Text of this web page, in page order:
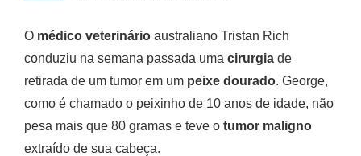
O médico veterinário australiano Tristan Rich
conduziu na semana passada uma cirurgia de
retirada de um tumor em um peixe dourado. George,
como é chamado o peixinho de 10 anos de idade, não
pesa mais que 80 gramas e teve o tumor maligno
extraído de sua cabeça.